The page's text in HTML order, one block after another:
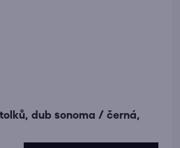
dub sonoma / černá,